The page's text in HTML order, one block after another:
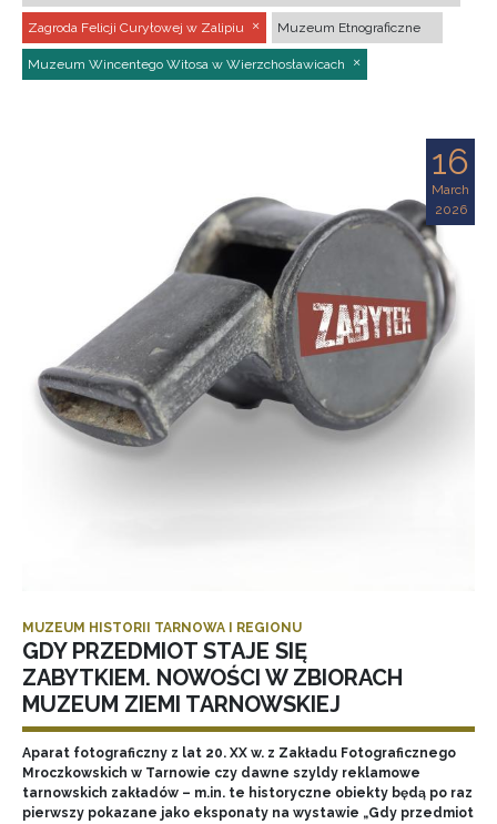
Zagroda Felicji Curyłowej w Zalipiu Muzeum Etnograficzne
Muzeum Wincentego Witosa w Wierzchosławicach
16
March
2026
MUZEUM HISTORII TARNOWA I REGIONU
GDY PRZEDMIOT STAJE SIĘ
ZABYTKIEM. NOWOŚCI W ZBIORACH
MUZEUM ZIEMI TARNOWSKIEJ
Aparat fotograficzny z lat 20. XX w. z Zakładu Fotograficznego
Mroczkowskich w Tarnowie czy dawne szyldy reklamowe
tarnowskich zakładów – m.in. te historyczne obiekty będą po raz
pierwszy pokazane jako eksponaty na wystawie „Gdy przedmiot